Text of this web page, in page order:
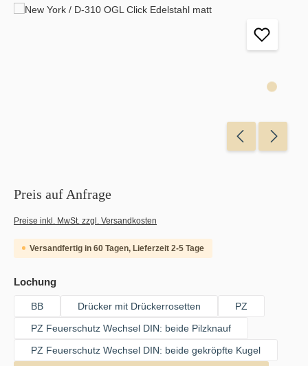
Bildergalerie überspringen
Preis auf Anfrage
Preise inkl. MwSt. zzgl. Versandkosten
Versandfertig in 60 Tagen, Lieferzeit 2-5 Tage
Lochungauswählen
BB Drücker mit Drückerrosetten
PZ
PZ Feuerschutz Wechsel DIN: beide Pilzknauf
PZ Feuerschutz Wechsel DIN: beide gekröpfte Kugel